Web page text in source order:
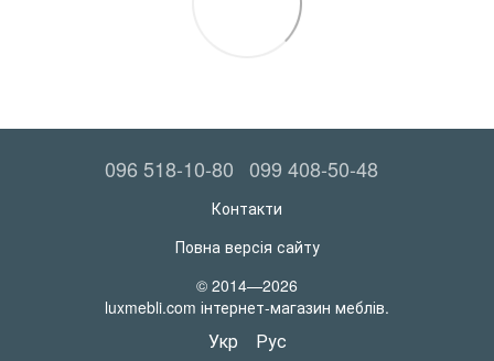
096 518-10-80 099 408-50-48
Контакти
Повна версія сайту
© 2014—2026
luxmebli.com інтернет-магазин меблів.
Укр Рус